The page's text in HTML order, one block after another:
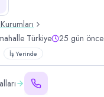
Türkiye
25 gün önce
İş Yerinde